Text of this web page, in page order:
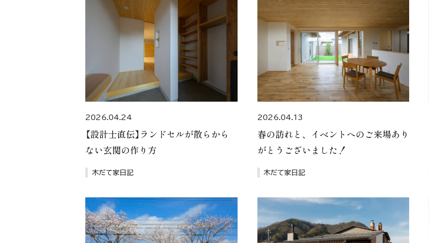
2026.04.24
【設計士直伝】ランドセルが散らから
ない玄関の作り方
木だて家日記
2026.04.13
春の訪れと、イベントへのご来場あり
がとうございました！
木だて家日記